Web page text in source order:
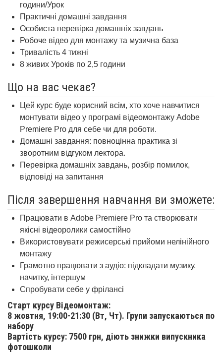
години/Урок
Практичні домашні завдання
Особиста перевірка домашніх завдань
Робоче відео для монтажу та музична база
Тривалість 4 тижні
8 живих Уроків по 2,5 години
Що на вас чекає?
Цей курс буде корисний всім, хто хоче навчитися
монтувати відео у програмі відеомонтажу Adobe
Premiere Pro для себе чи для роботи.
Домашні завдання: повноцінна практика зі
зворотним відгуком лектора.
Перевірка домашніх завдань, розбір помилок,
відповіді на запитання
Після завершення навчання ви зможете:
Працювати в Adobe Premiere Pro та створювати
якісні відеоролики самостійно
Використовувати режисерські прийоми нелінійного
монтажу
Грамотно працювати з аудіо: підкладати музику,
начитку, інтершум
Спробувати себе у фрілансі
Старт курсу Відеомонтаж:
8 жовтня, 19:00-21:30 (Вт, Чт). Групи запускаються по
набору
Вартість курсу: 7500 грн, діють знижки випускника
фотошколи